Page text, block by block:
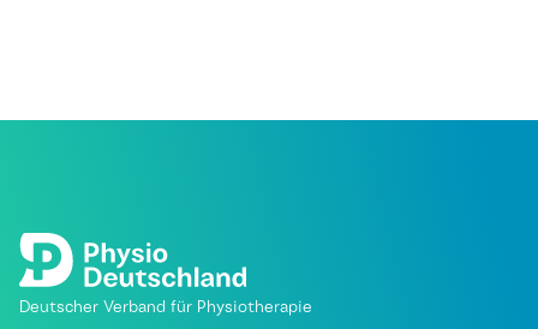
Deutscher Verband für Physiotherapie